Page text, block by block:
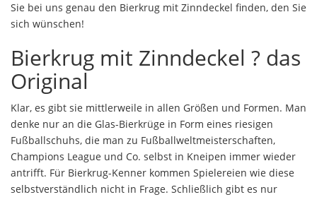
Sie bei uns genau den Bierkrug mit Zinndeckel finden, den Sie
sich wünschen!
Bierkrug mit Zinndeckel ? das
Original
Klar, es gibt sie mittlerweile in allen Größen und Formen. Man
denke nur an die Glas-Bierkrüge in Form eines riesigen
Fußballschuhs, die man zu Fußballweltmeisterschaften,
Champions League und Co. selbst in Kneipen immer wieder
antrifft. Für Bierkrug-Kenner kommen Spielereien wie diese
selbstverständlich nicht in Frage. Schließlich gibt es nur